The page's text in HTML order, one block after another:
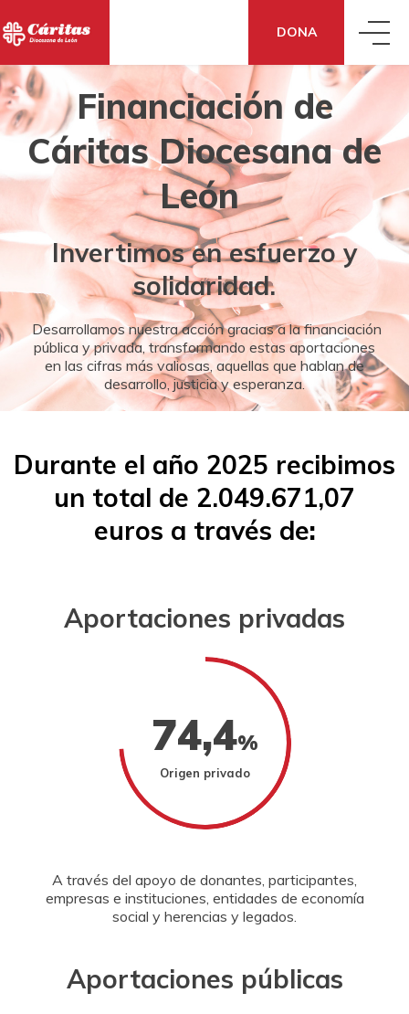
DONA
BUSCADOR
ACCESO PARA USUARIOS
QUIÉNES SOMOS
CONOCE CÁRITAS
DÓNDE ESTAMOS
CÓMO NOS FINANCIAMOS
QUÉ HACEMOS
ACCIÓN SOCIAL
EMPLEO Y ECONOMÍA SOLIDARIA
EMERGENCIAS
QUÉ DECIMOS
NOTICIAS
BLOG
QUÉ PUEDES HACER TÚ
DONA
EMPRESAS O ENTIDADES SOLIDARIAS
OTRAS FORMAS DE COLABORAR
TE AYUDAMOS
Financiación de
Cáritas Diocesana de
León
Invertimos en esfuerzo y
solidaridad.
Desarrollamos nuestra acción gracias a la financiación
pública y privada, transformando estas aportaciones
en las cifras más valiosas, aquellas que hablan de
desarrollo, justicia y esperanza.
Durante el año 2025 recibimos
un total de 2.049.671,07
euros a través de:
Aportaciones privadas
74,4%
Origen privado
A través del apoyo de donantes, participantes,
empresas e instituciones, entidades de economía
social y herencias y legados.
Aportaciones públicas